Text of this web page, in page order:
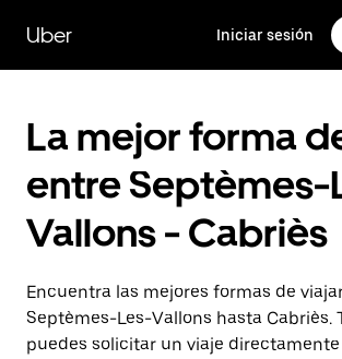
contenido
principal
Uber Iniciar sesión
La mejor forma
entre Septèmes-
Vallons - Cabriès
Encuentra las mejores formas de
Septèmes-Les-Vallons hasta Cabriès.
puedes solicitar un viaje